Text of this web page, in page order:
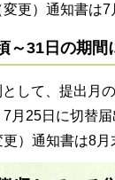
更）通知書は7
～31日の期間
として、提出月
7月25日に切替
更）通知書は8月